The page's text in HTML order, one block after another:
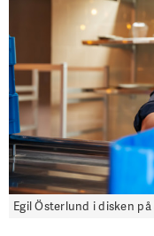
Egil Österlund i disken